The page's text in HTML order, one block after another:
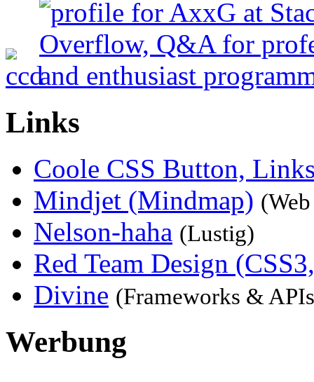
Links
Coole CSS Button,
Mindjet (Mindmap)
Nelson-haha (Lustig)
Red Team Design
Divine (Frameworks &
Werbung